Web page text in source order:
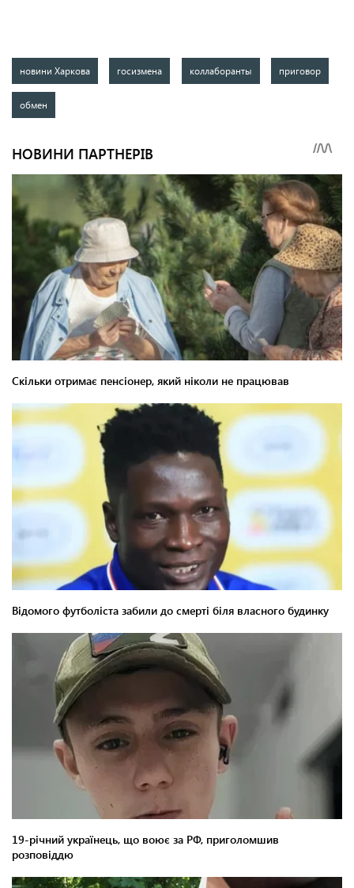
новини Харкова госизмена коллаборанты приговор
обмен